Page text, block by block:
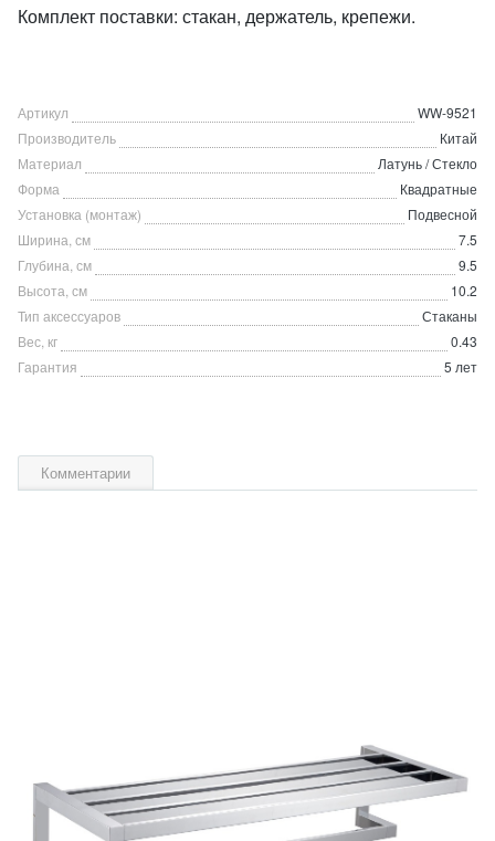
Комплект поставки: стакан, держатель, крепежи.
Артикул
WW-9521
Производитель
Китай
Материал
Латунь / Стекло
Форма
Квадратные
Установка (монтаж)
Подвесной
Ширина, см
7.5
Глубина, см
9.5
Высота, см
10.2
Тип аксессуаров
Стаканы
Вес, кг
0.43
Гарантия
5 лет
Комментарии